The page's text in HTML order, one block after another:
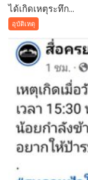
ได้เกิดเหตุระทึก...
อุบัติเหตุ